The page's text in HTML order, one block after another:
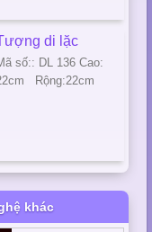
di lặc
số:: DL 136 Cao:
Rộng:22cm
khác